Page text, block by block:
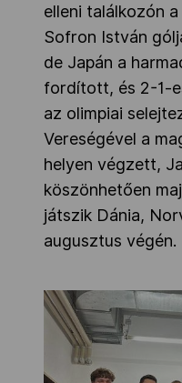
elleni találkozón
Sofron István
de Japán a
fordított, és 2-1-
az olimpiai
Vereségével a
helyen végzett,
köszönhetően
játszik Dánia,
augusztus végén.